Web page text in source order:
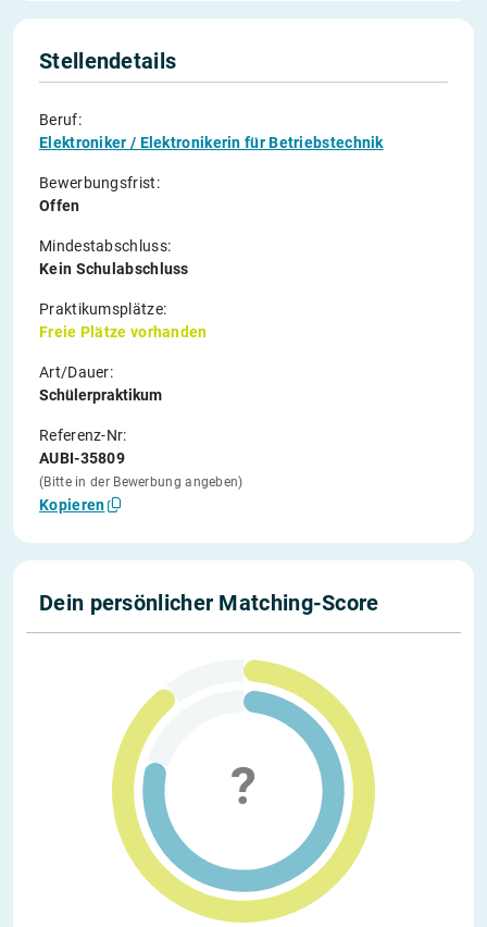
Stellendetails
Beruf:
Elektroniker / Elektronikerin für Betriebstechnik
Bewerbungsfrist:
Offen
Mindestabschluss:
Kein Schulabschluss
Praktikumsplätze:
Freie Plätze vorhanden
Art/Dauer:
Schülerpraktikum
Referenz-Nr:
AUBI-35809
(Bitte in der Bewerbung angeben)
Kopieren
Dein persönlicher Matching-Score